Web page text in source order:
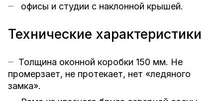
офисы и студии с наклонной крышей.
Технические характеристики
Толщина оконной коробки 150 мм. Не
промерзает, не протекает, нет «ледяного
замка».